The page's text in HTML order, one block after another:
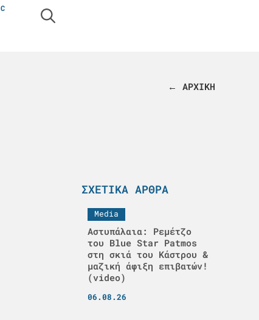
← ΑΡΧΙΚΗ
ΣΧΕΤΙΚΆ ΆΡΘΡΑ
Media
Αστυπάλαια: Ρεμέτζο
του Blue Star Patmos
στη σκιά του Κάστρου &
μαζική άφιξη επιβατών!
(video)
06.08.26